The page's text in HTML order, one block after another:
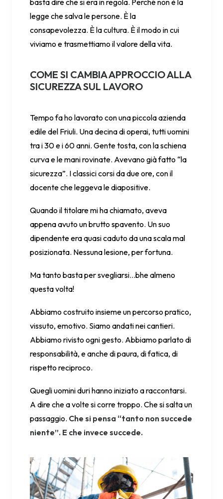
basta dire che si era in regola. Perché non è la
legge che salva le persone. È la
consapevolezza. È la cultura. È il modo in cui
viviamo e trasmettiamo il valore della vita.
COME SI CAMBIA APPROCCIO ALLA
SICUREZZA SUL LAVORO
Tempo fa ho lavorato con una piccola azienda
edile del Friuli. Una decina di operai, tutti uomini
tra i 30 e i 60 anni. Gente tosta, con la schiena
curva e le mani rovinate. Avevano già fatto “la
sicurezza”. I classici corsi da due ore, con il
docente che leggeva le diapositive.
Quando il titolare mi ha chiamato, aveva
appena avuto un brutto spavento. Un suo
dipendente era quasi caduto da una scala mal
posizionata. Nessuna lesione, per fortuna.
Ma tanto basta per svegliarsi…bhe almeno
questa volta!
Abbiamo costruito insieme un percorso pratico,
vissuto, emotivo. Siamo andati nei cantieri.
Abbiamo rivisto ogni gesto. Abbiamo parlato di
responsabilità, e anche di paura, di fatica, di
rispetto reciproco.
Quegli uomini duri hanno iniziato a raccontarsi.
A dire che a volte si corre troppo. Che si salta un
passaggio. Che si pensa “tanto non succede
niente”. E che invece succede.